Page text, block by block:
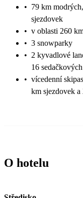
• 79 km
sjezdovek
• v oblasti 260
• 3 snowparky
• 2 kyvadlové
16
• vícedenní
km sjezdovek
O hotelu